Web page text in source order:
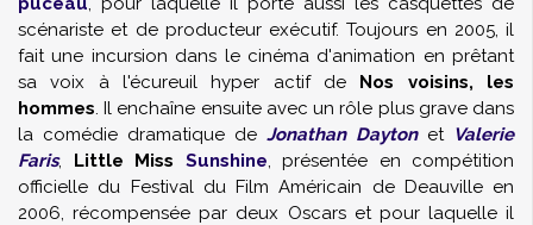
scénariste et de producteur exécutif. Toujours en 2005, il
fait une incursion dans le cinéma d'animation en prêtant
sa voix à l'écureuil hyper actif de Nos voisins, les
hommes. Il enchaîne ensuite avec un rôle plus grave dans
la comédie dramatique de Jonathan Daytonet Valerie
Faris, Little Miss Sunshine, présentée en compétition
officielle du Festival du Film Américain de Deauville en
2006, récompensée par deux Oscars et pour laquelle il